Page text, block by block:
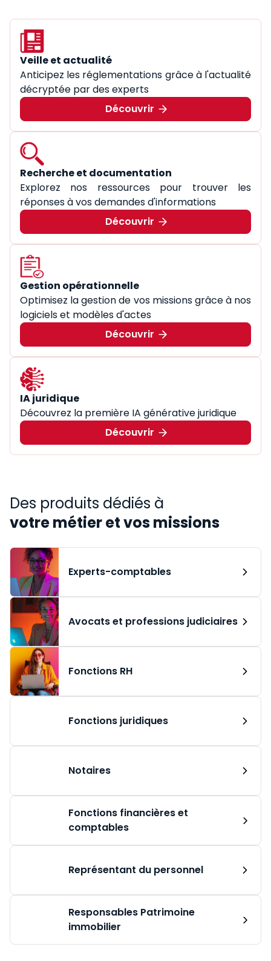
Veille et actualité
Anticipez les réglementations grâce à l'actualité
décryptée par des experts
Découvrir
Recherche et documentation
Explorez nos ressources pour trouver les
réponses à vos demandes d'informations
Découvrir
Gestion opérationnelle
Optimisez la gestion de vos missions grâce à nos
logiciels et modèles d'actes
Découvrir
IA juridique
Découvrez la première IA générative juridique
Découvrir
Des produits dédiés à
votre métier et vos missions
Experts-comptables
Avocats et professions judiciaires
Fonctions RH
Fonctions juridiques
Notaires
Fonctions financières et
comptables
Représentant du personnel
Responsables Patrimoine
immobilier